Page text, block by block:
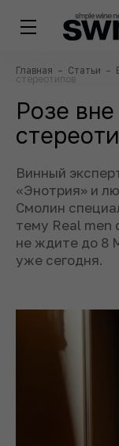
Главная – Статьи –
стереотипов
Розе
Винный
«Энотрия» и
Смолин
тему Real men
не ждите до 8
уже сегодня.